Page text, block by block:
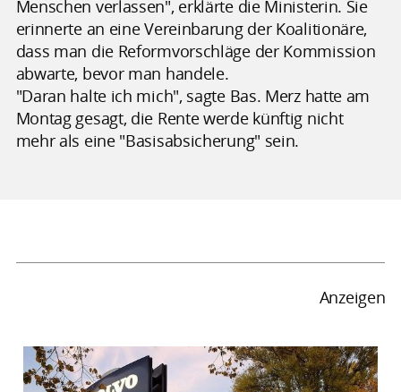
Menschen verlassen", erklärte die Ministerin. Sie
erinnerte an eine Vereinbarung der Koalitionäre,
dass man die Reformvorschläge der Kommission
abwarte, bevor man handele.
"Daran halte ich mich", sagte Bas. Merz hatte am
Montag gesagt, die Rente werde künftig nicht
mehr als eine "Basisabsicherung" sein.
Anzeigen